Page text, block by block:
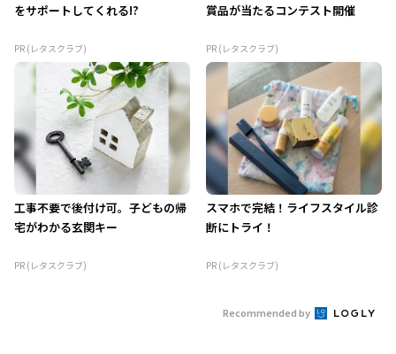
をサポートしてくれる!?
PR (レタスクラブ)
賞品が当たるコンテスト開催
PR (レタスクラブ)
工事不要で後付け可。子どもの帰
宅がわかる玄関キー
PR (レタスクラブ)
スマホで完結！ライフスタイル診
断にトライ！
PR (レタスクラブ)
Recommended by